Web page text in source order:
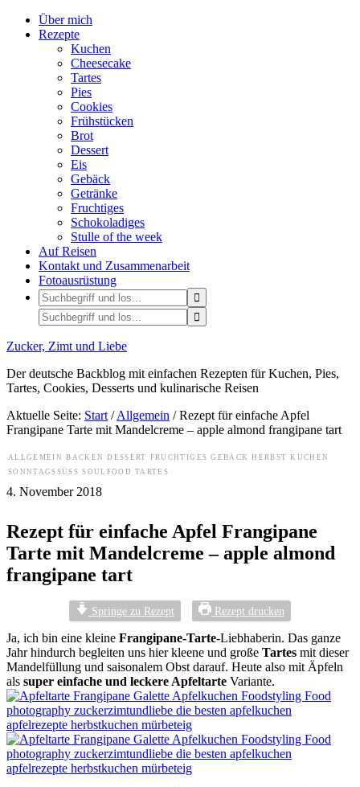
Über mich
Rezepte
Kuchen
Cheesecake
Tartes
Pies
Cookies
Frühstücken
Brot
Dessert
Eis
Gebäck
Getränke
Fruchtiges
Schokoladiges
Stulle of the week
Auf Reisen
Kontakt und Zusammenarbeit
Fotoausrüstung
Zucker, Zimt und Liebe
Der deutsche Backblog mit einfachen Rezepten für Kuchen, Pies,
Tartes, Cookies, Desserts und kulinarische Reisen
Aktuelle Seite: Start / Allgemein /Rezept für einfache Apfel
Frangipane Tarte mit Mandelcreme – apple almond frangipane tart
ALLGEMEIN BACKEN DESSERT FRUCHTIGES GEBÄCK HERBST KUCHEN
SONNTAGSSÜSS
SOULFOOD TARTES
4. November 2018
Rezept für einfache Apfel Frangipane
Tarte mit Mandelcreme – apple almond
frangipane tart
Springe zu Rezept Rezept drucken
Ja, ich bin eine kleine Frangipane-Tarte-Liebhaberin. Das ganze
Jahr hindurch begleiten uns hier kleene und große Tartes mit dieser
Mandelfüllung und saisonalem Obst darauf. Heute also mit Äpfeln
als super einfache und leckere Apfeltarte Variante.